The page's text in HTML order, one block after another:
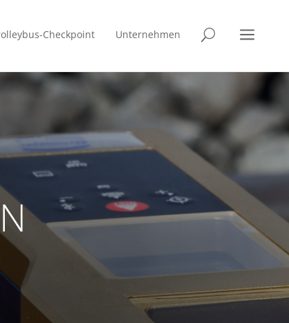
Checkpoint Unternehmen U a